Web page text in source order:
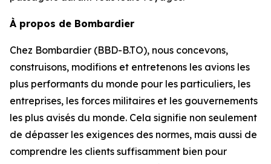
À propos de Bombardier
Chez Bombardier (BBD-B.TO), nous concevons,
construisons, modifions et entretenons les avions les
plus performants du monde pour les particuliers, les
entreprises, les forces militaires et les gouvernements
les plus avisés du monde. Cela signifie non seulement
de dépasser les exigences des normes, mais aussi de
comprendre les clients suffisamment bien pour